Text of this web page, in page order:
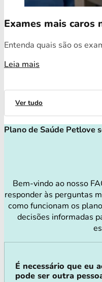
Exames mais caros
Entenda quais são os
Leia mais
Ver tudo
Plano de Saúde Petlove
Bem-vindo ao nosso
responder às perguntas
como funcionam os
decisões informadas
É necessário que eu
pode ser outra